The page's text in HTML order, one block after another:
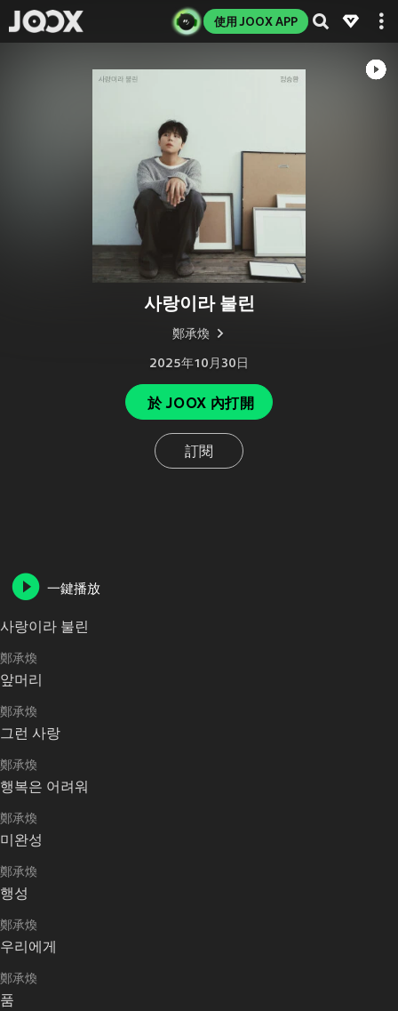
使用 JOOX APP
사랑이라 불린
鄭承煥
2025年10月30日
於 JOOX 內打開
訂閱
一鍵播放
사랑이라 불린
鄭承煥
앞머리
鄭承煥
그런 사랑
鄭承煥
행복은 어려워
鄭承煥
미완성
鄭承煥
행성
鄭承煥
우리에게
鄭承煥
품